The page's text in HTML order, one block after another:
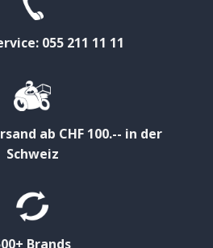
055 211 11 11
ab CHF 100.-- in der
Schweiz
Brands